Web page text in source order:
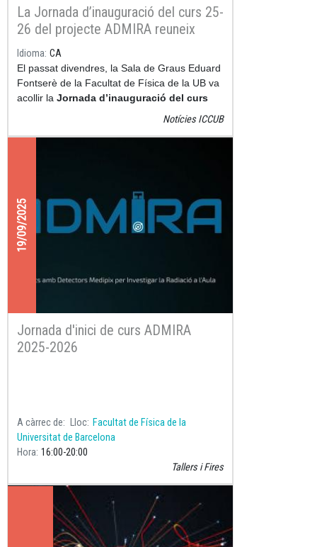
La Jornada d’inauguració del curs 25-
26 del projecte ADMIRA reuneix
universitat i secundària per impulsar
la recerca i l’aprenentatge actiu
Idioma CA
El passat divendres, la Sala de Graus Eduard
Fontserè de la Facultat de Física de la UB va
acollir la Jornada d’inauguració del curs
(Activitats
Notícies ICCUB
19/09/2025
Jornada d'inici de curs ADMIRA
2025-2026
A càrrec de Lloc Facultat de Física de la
Universitat de Barcelona
Hora 16:00 20:00
Tallers i Fires